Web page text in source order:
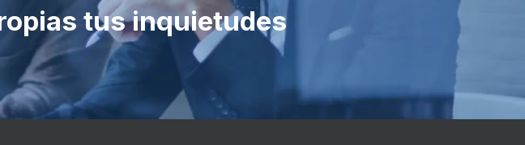
tus inquietudes